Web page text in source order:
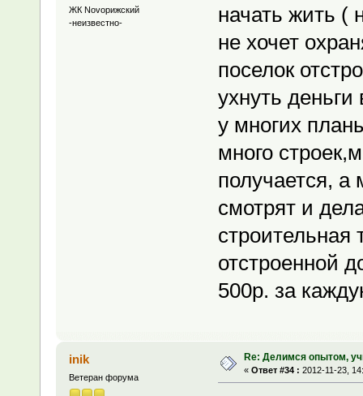
ЖК Novoрижский
-неизвестно-
начать жить (
не хочет
поселок
ухнуть деньги
у многих
много
получается, а
смотрят и
строительная
отстроенной
500р. за
inik
Ветеран форума
Re: Делимся опытом,
« Ответ #34 : 2012-11-23,